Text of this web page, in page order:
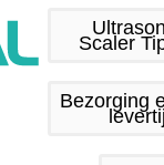
Scaler
Bezorging